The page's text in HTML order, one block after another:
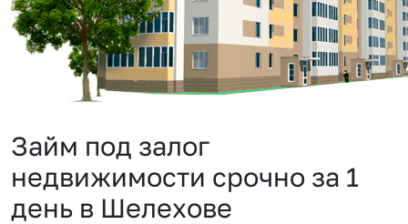
Займ под залог
недвижимости срочно за 1
день в Шелехове